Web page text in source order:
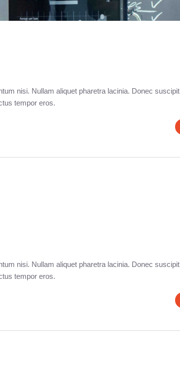
nisi. Nullam aliquet pharetra lacinia. Donec suscipit
tempor eros.
nisi. Nullam aliquet pharetra lacinia. Donec suscipit
tempor eros.